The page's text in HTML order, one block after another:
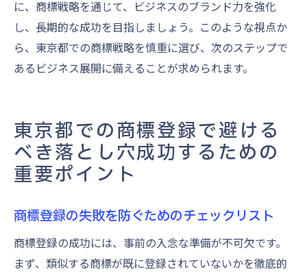
に、商標戦略を通じて、ビジネスのブランド力を強化
し、長期的な成功を目指しましょう。このような視点か
ら、東京都での商標戦略を慎重に選び、次のステップで
あるビジネス展開に備えることが求められます。
東京都での商標登録で避ける
べき落とし穴成功するための
重要ポイント
商標登録の失敗を防ぐためのチェックリスト
商標登録の成功には、事前の入念な準備が不可欠です。
まず、類似する商標が既に登録されていないかを徹底的